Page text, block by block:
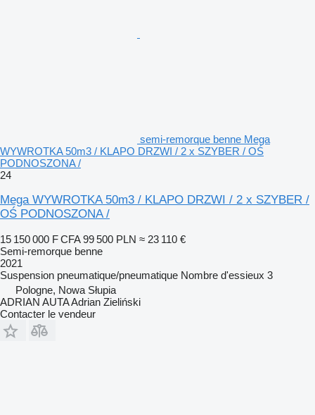
semi-remorque benne Mega
WYWROTKA 50m3 / KLAPO DRZWI / 2 x SZYBER / OŚ
PODNOSZONA /
24
Mega WYWROTKA 50m3 / KLAPO DRZWI / 2 x SZYBER /
OŚ PODNOSZONA /
15 150 000 F CFA 99 500 PLN ≈ 23 110 €
Semi-remorque benne
2021
Suspension pneumatique/pneumatique Nombre d'essieux 3
Pologne, Nowa Słupia
ADRIAN AUTA Adrian Zieliński
Contacter le vendeur